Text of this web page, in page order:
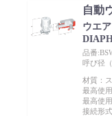
自動
ウエ
品番
呼び径
材質：
最高使
最高使
接続形